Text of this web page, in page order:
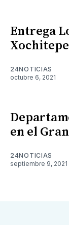
Entrega
24NOTICIAS
octubre 6, 2021
en el
24NOTICIAS
septiembre 9, 2021